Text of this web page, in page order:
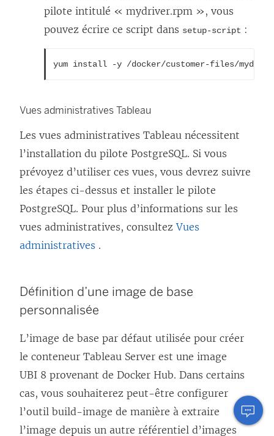
ê
t
e
pilote intitulé « mydriver.rpm », vous
pouvez écrire ce script dans setup-script :
yum install -y /docker/customer-files/
Vues administratives Tableau
Les vues administratives Tableau nécessitent
l’installation du pilote PostgreSQL. Si vous
prévoyez d’utiliser ces vues, vous devrez suivre
les étapes ci-dessus et installer le pilote
PostgreSQL. Pour plus d’informations sur les
vues administratives, consultezVues
administratives .
Définition d’une image de base
personnalisée
L’image de base par défaut utilisée pour créer
le conteneur Tableau Server est une image
UBI 8 provenant de Docker Hub. Dans certains
cas, vous souhaiterez peut-être configurer
l’outil build-image de manière à extraire
l’image depuis un autre référentiel d’images